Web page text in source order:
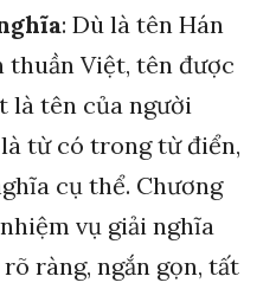
: Dù là tên Hán
thuần Việt, tên được
là tên của người
từ có trong từ điển,
cụ thể. Chương
vụ giải nghĩa
ràng, ngắn gọn, tất